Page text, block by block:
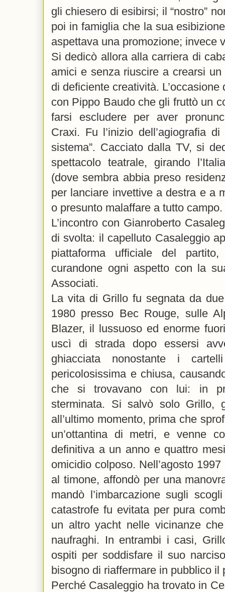
gli chiesero di esibirsi; il “nostro”
poi in famiglia che la sua
aspettava una promozione; invece
Si dedicò allora alla carriera di
amici e senza riuscire a crearsi
di deficiente creatività. L’occasione
con Pippo Baudo che gli fruttò un
farsi escludere per aver
Craxi. Fu l’inizio dell’agiografia
sistema”. Cacciato dalla TV, si
spettacolo teatrale, girando
(dove sembra abbia preso
per lanciare invettive a destra e a
o presunto malaffare a tutto campo.
L’incontro con Gianroberto
di svolta: il capelluto Casaleggio
piattaforma ufficiale del partito,
curandone ogni aspetto con la
Associati.
La vita di Grillo fu segnata da
1980 presso Bec Rouge, sulle
Blazer, il lussuoso ed enorme
uscì di strada dopo essersi
ghiacciata nonostante i
pericolosissima e chiusa,
che si trovavano con lui: in
sterminata. Si salvò solo Grillo,
all’ultimo momento, prima che
un’ottantina di metri, e venne
definitiva a un anno e quattro
omicidio colposo. Nell’agosto
al timone, affondò per una
mandò l’imbarcazione sugli
catastrofe fu evitata per pura
un altro yacht nelle vicinanze
naufraghi. In entrambi i casi,
ospiti per soddisfare il suo
bisogno di riaffermare in pubblico il
Perché Casaleggio ha trovato in